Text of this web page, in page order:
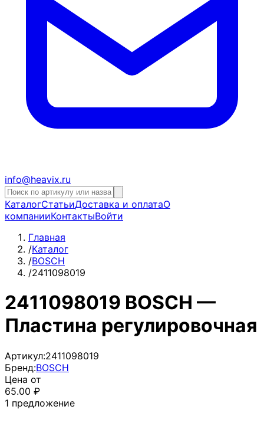
info@heavix.ru
КаталогСтатьиДоставка и оплатаО
компанииКонтактыВойти
Главная
/Каталог
/BOSCH
/2411098019
2411098019 BOSCH —
Пластина регулировочная
Артикул:2411098019
Бренд:BOSCH
Цена от
65.00 ₽
1 предложение